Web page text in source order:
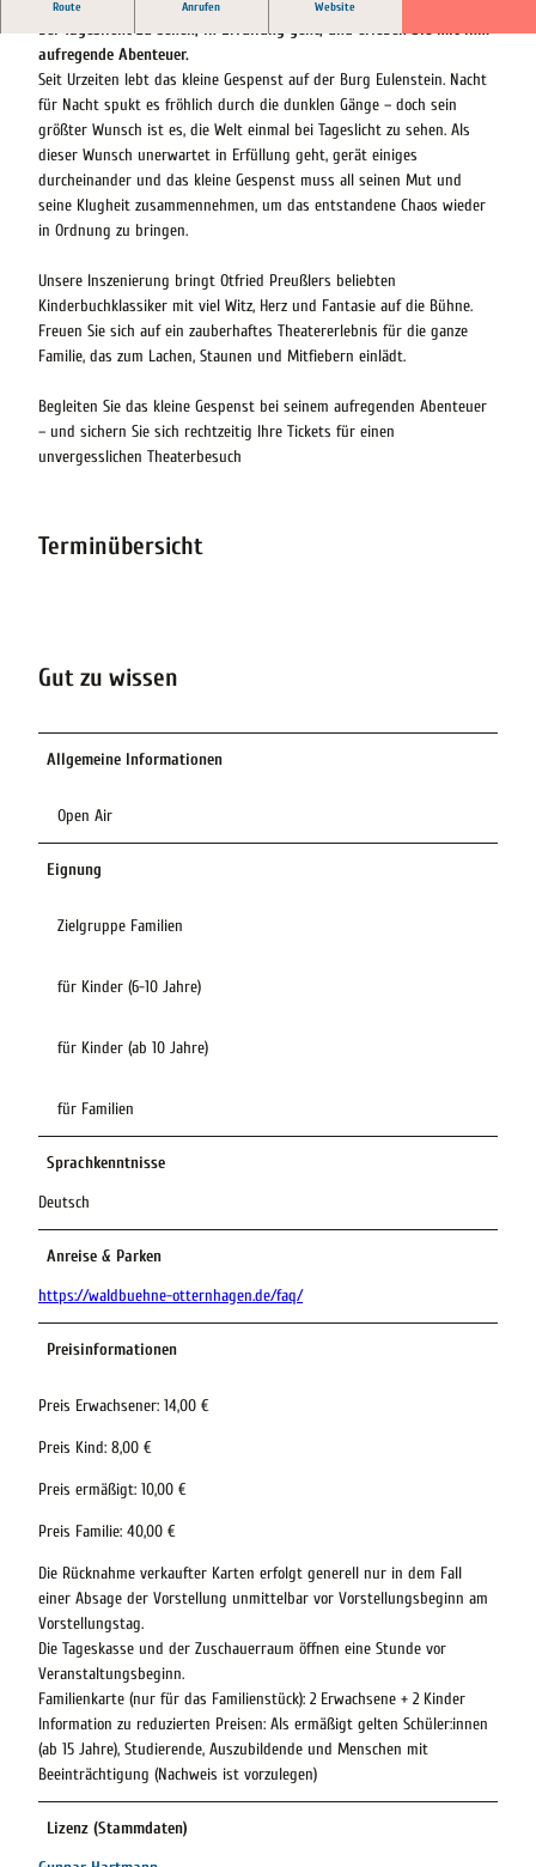
Route Anrufen Website
bei Tageslicht zu sehen, in Erfüllung geht, und erleben Sie mit ihm
aufregende Abenteuer.
Seit Urzeiten lebt das kleine Gespenst auf der Burg Eulenstein. Nacht
für Nacht spukt es fröhlich durch die dunklen Gänge – doch sein
größter Wunsch ist es, die Welt einmal bei Tageslicht zu sehen. Als
dieser Wunsch unerwartet in Erfüllung geht, gerät einiges
durcheinander und das kleine Gespenst muss all seinen Mut und
seine Klugheit zusammennehmen, um das entstandene Chaos wieder
in Ordnung zu bringen.
Unsere Inszenierung bringt Otfried Preußlers beliebten
Kinderbuchklassiker mit viel Witz, Herz und Fantasie auf die Bühne.
Freuen Sie sich auf ein zauberhaftes Theatererlebnis für die ganze
Familie, das zum Lachen, Staunen und Mitfiebern einlädt.
Begleiten Sie das kleine Gespenst bei seinem aufregenden Abenteuer
– und sichern Sie sich rechtzeitig Ihre Tickets für einen
unvergesslichen Theaterbesuch
Terminübersicht
Gut zu wissen
Allgemeine Informationen
Open Air
Eignung
Zielgruppe Familien
für Kinder (6-10 Jahre)
für Kinder (ab 10 Jahre)
für Familien
Sprachkenntnisse
Deutsch
Anreise & Parken
https://waldbuehne-otternhagen.de/faq/
Preisinformationen
Preis Erwachsener: 14,00 €
Preis Kind: 8,00 €
Preis ermäßigt: 10,00 €
Preis Familie: 40,00 €
Die Rücknahme verkaufter Karten erfolgt generell nur in dem Fall
einer Absage der Vorstellung unmittelbar vor Vorstellungsbeginn am
Vorstellungstag.
Die Tageskasse und der Zuschauerraum öffnen eine Stunde vor
Veranstaltungsbeginn.
Familienkarte (nur für das Familienstück): 2 Erwachsene + 2 Kinder
Information zu reduzierten Preisen: Als ermäßigt gelten Schüler:innen
(ab 15 Jahre), Studierende, Auszubildende und Menschen mit
Beeinträchtigung (Nachweis ist vorzulegen)
Lizenz (Stammdaten)